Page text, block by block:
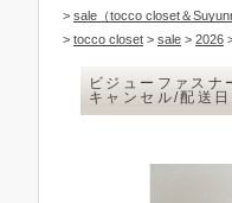
> sale（tocco closet＆
> tocco closet > sale > 2026
ビジューファス
キャンセル/配送